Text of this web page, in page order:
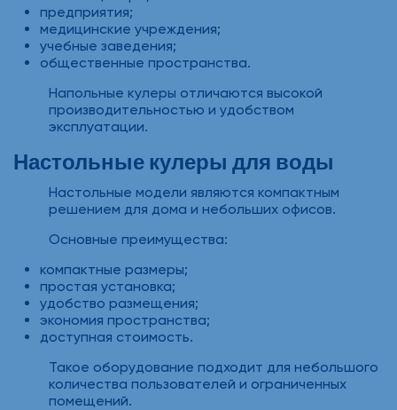
предприятия;
медицинские учреждения;
учебные заведения;
общественные пространства.
Напольные кулеры отличаются высокой
производительностью и удобством
эксплуатации.
Настольные кулеры для воды
Настольные модели являются компактным
решением для дома и небольших офисов.
Основные преимущества:
компактные размеры;
простая установка;
удобство размещения;
экономия пространства;
доступная стоимость.
Такое оборудование подходит для небольшого
количества пользователей и ограниченных
помещений.